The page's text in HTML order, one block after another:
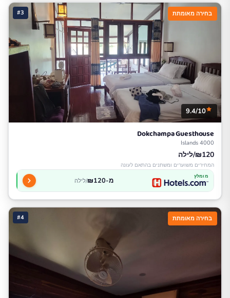
#3 בחירה מאומתת
9.4/10
Dokchampa Guesthouse
4000 Islands
₪120/לילה
המחירים משוערים ומשתנים בהתאם לעונה
מומלץ מ-₪120 /לילה
#4 בחירה מאומתת